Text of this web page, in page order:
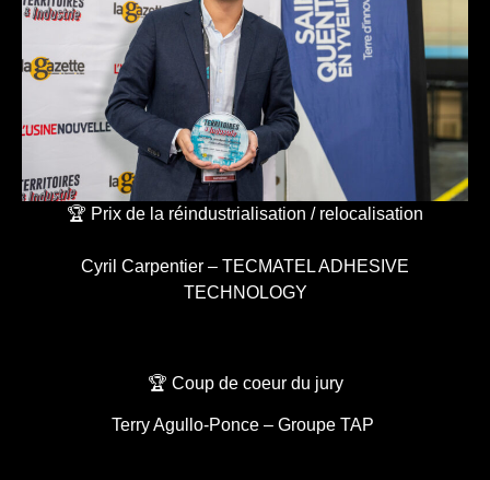
🏆 Prix de la réindustrialisation / relocalisation
Cyril Carpentier – TECMATEL ADHESIVE
TECHNOLOGY
🏆 Coup de coeur du jury
Terry Agullo-Ponce – Groupe TAP